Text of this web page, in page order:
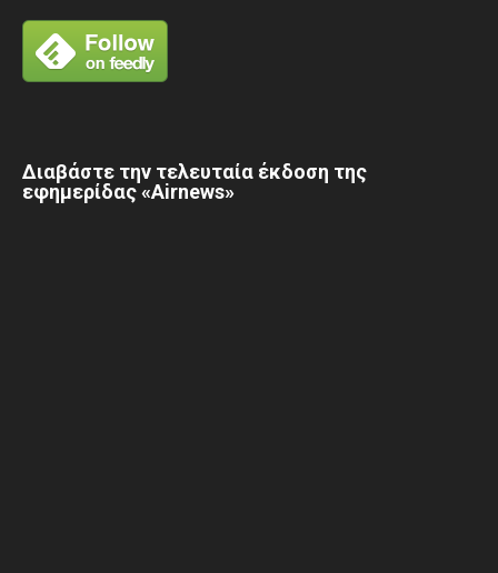
Διαβάστε την τελευταία έκδοση της
εφημερίδας «Airnews»